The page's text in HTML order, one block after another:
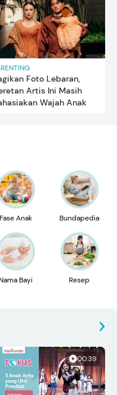
Foto Lebaran,
Artis Ini Masih
Wajah Anak
Fase Anak Bundapedia
Bayi Resep
00:39